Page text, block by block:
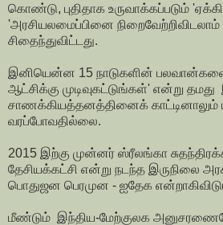
கொண்டு, புதிதாக உருவாக்கப்படும்
'அரசியலமைப்பினை
சிதைந்துவிட்டது.
இனியென்ன 15 நாடுகளின் பலவான்களை
ஆட்சிக்கு முடிவுகட்டுங்கள்' என்று தமது
சாணக்கியத்தனத்தினைக் காட்டினாலும்
வரப்போவதில்லை.
2015 இற்கு முன்னர் ஸ்ரீலங்கா
தேசியக்கட்சி என்று நடந்த இருநிலை
பொதுஜன பெரமுன - ஐதேக
மீண்டும் இந்திய-மேற்குலக